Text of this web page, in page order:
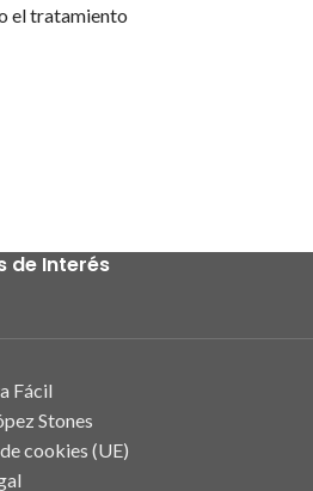
el tratamiento
de Interés
Fácil
Stones
cookies (UE)